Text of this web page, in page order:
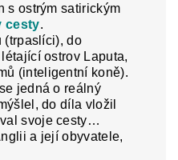
s ostrým satirickým
cesty.
(trpaslíci), do
ostrov Laputa,
(inteligentní koně).
jedná o reálný
do díla vložil
svoje cesty…
a její obyvatele,